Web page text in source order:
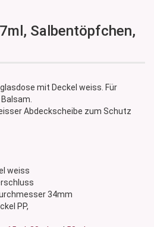
Salbentöpfchen,
mit Deckel weiss. Für
Abdeckscheibe zum Schutz
weiss
34mm
PP,